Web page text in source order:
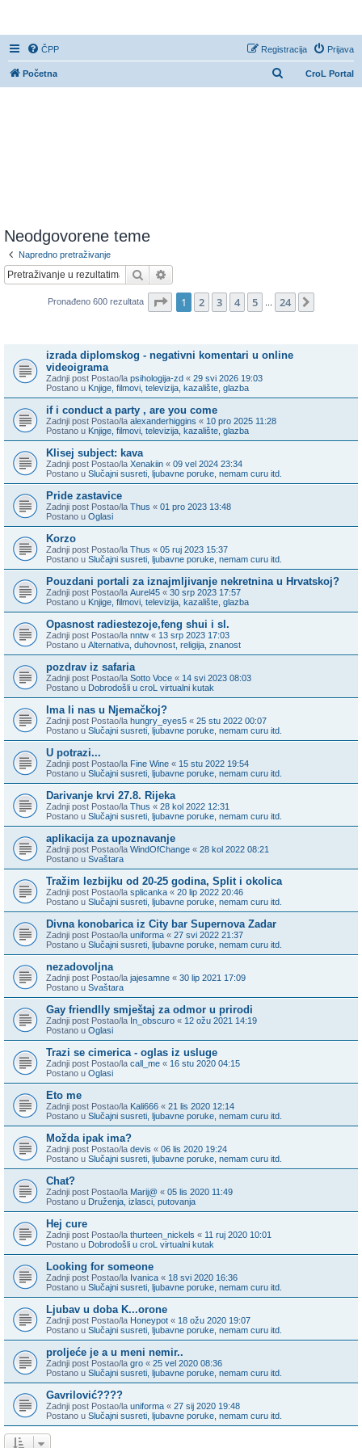
ČPP Prijava
Registracija
CroL Portal
Početna
Neodgovorene teme
Napredno pretraživanje
Pretražnik
Pronađeno 600 rezultata Stranica: 1/ 24.
1 2 3 4 5 24
izrada diplomskog - negativni komentari u online
videoigrama
Zadnji post Postao/la psihologija-zd « 29 svi 2026 19:03
Postano u Knjige, filmovi, televizija, kazalište, glazba
if i conduct a party , are you come
Zadnji post Postao/la alexanderhiggins « 10 pro 2025 11:28
Postano u Knjige, filmovi, televizija, kazalište, glazba
Klisej subject: kava
Zadnji post Postao/la Xenakiin « 09 vel 2024 23:34
Postano u Slučajni susreti, ljubavne poruke, nemam curu itd.
Pride zastavice
Zadnji post Postao/la Thus « 01 pro 2023 13:48
Postano u Oglasi
Korzo
Zadnji post Postao/la Thus « 05 ruj 2023 15:37
Postano u Slučajni susreti, ljubavne poruke, nemam curu itd.
Pouzdani portali za iznajmljivanje nekretnina u Hrvatskoj?
Zadnji post Postao/la Aurel45 « 30 srp 2023 17:57
Postano u Knjige, filmovi, televizija, kazalište, glazba
Opasnost radiestezoje,feng shui i sl.
Zadnji post Postao/la nntw « 13 srp 2023 17:03
Postano u Alternativa, duhovnost, religija, znanost
pozdrav iz safaria
Zadnji post Postao/la Sotto Voce « 14 svi 2023 08:03
Postano u Dobrodošli u croL virtualni kutak
Ima li nas u Njemačkoj?
Zadnji post Postao/la hungry_eyes5 « 25 stu 2022 00:07
Postano u Slučajni susreti, ljubavne poruke, nemam curu itd.
U potrazi...
Zadnji post Postao/la Fine Wine « 15 stu 2022 19:54
Postano u Slučajni susreti, ljubavne poruke, nemam curu itd.
Darivanje krvi 27.8. Rijeka
Zadnji post Postao/la Thus « 28 kol 2022 12:31
Postano u Slučajni susreti, ljubavne poruke, nemam curu itd.
aplikacija za upoznavanje
Zadnji post Postao/la WindOfChange « 28 kol 2022 08:21
Postano u Svaštara
Tražim lezbijku od 20-25 godina, Split i okolica
Zadnji post Postao/la splicanka « 20 lip 2022 20:46
Postano u Slučajni susreti, ljubavne poruke, nemam curu itd.
Divna konobarica iz City bar Supernova Zadar
Zadnji post Postao/la uniforma « 27 svi 2022 21:37
Postano u Slučajni susreti, ljubavne poruke, nemam curu itd.
nezadovoljna
Zadnji post Postao/la jajesamne « 30 lip 2021 17:09
Postano u Svaštara
Gay friendlly smještaj za odmor u prirodi
Zadnji post Postao/la In_obscuro « 12 ožu 2021 14:19
Postano u Oglasi
Trazi se cimerica - oglas iz usluge
Zadnji post Postao/la call_me « 16 stu 2020 04:15
Postano u Oglasi
Eto me
Zadnji post Postao/la Kali666 « 21 lis 2020 12:14
Postano u Slučajni susreti, ljubavne poruke, nemam curu itd.
Možda ipak ima?
Zadnji post Postao/la devis « 06 lis 2020 19:24
Postano u Slučajni susreti, ljubavne poruke, nemam curu itd.
Chat?
Zadnji post Postao/la Marij@ « 05 lis 2020 11:49
Postano u Druženja, izlasci, putovanja
Hej cure
Zadnji post Postao/la thurteen_nickels « 11 ruj 2020 10:01
Postano u Dobrodošli u croL virtualni kutak
Looking for someone
Zadnji post Postao/la Ivanica « 18 svi 2020 16:36
Postano u Slučajni susreti, ljubavne poruke, nemam curu itd.
Ljubav u doba K...orone
Zadnji post Postao/la Honeypot « 18 ožu 2020 19:07
Postano u Slučajni susreti, ljubavne poruke, nemam curu itd.
proljeće je a u meni nemir..
Zadnji post Postao/la gro « 25 vel 2020 08:36
Postano u Slučajni susreti, ljubavne poruke, nemam curu itd.
Gavrilović????
Zadnji post Postao/la uniforma « 27 sij 2020 19:48
Postano u Slučajni susreti, ljubavne poruke, nemam curu itd.